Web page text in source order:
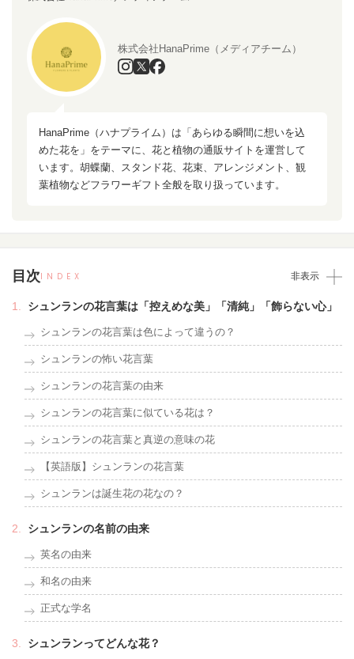
株式会社HanaPrime（メディアチーム）
HanaPrime（ハナプライム）は「あらゆる瞬間に想いを込
めた花を」をテーマに、花と植物の通販サイトを運営して
います。胡蝶蘭、スタンド花、花束、アレンジメント、観
葉植物などフラワーギフト全般を取り扱っています。
目次INDEX 非表示
シュンランの花言葉は「控えめな美」「清純」「飾らない心」
シュンランの花言葉は色によって違うの？
シュンランの怖い花言葉
シュンランの花言葉の由来
シュンランの花言葉に似ている花は？
シュンランの花言葉と真逆の意味の花
【英語版】シュンランの花言葉
シュンランは誕生花の花なの？
シュンランの名前の由来
英名の由来
和名の由来
正式な学名
シュンランってどんな花？